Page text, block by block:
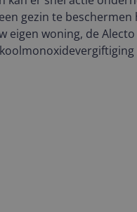
gezin te
eigen woning, de